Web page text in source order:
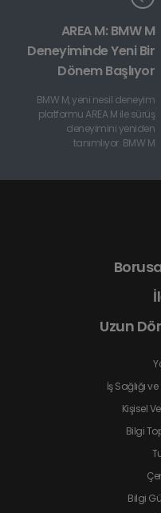
AREA M: BMW M
Deneyiminde Yeni Bir
Dönem Başlıyor
BMW M, yeni nesil deneyim
platformu AREA M ile sürüş
deneyimini yeniden
tanımlıyor. BMW M
Uzun
İş Sağlığı
Kişisel
Bilgi
Bilgi